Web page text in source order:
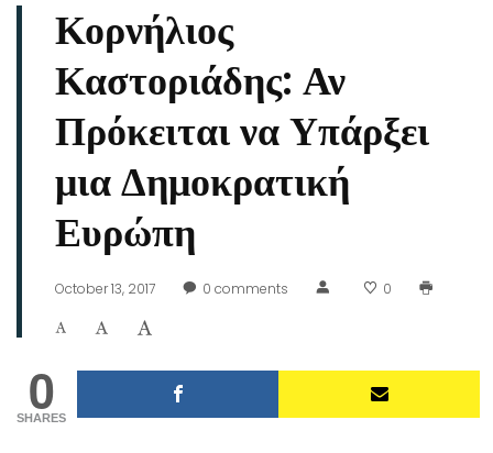
Κορνήλιος
Καστοριάδης: Αν
Πρόκειται να Υπάρξει
μια Δημοκρατική
Ευρώπη
October 13, 2017 0 comments 0
0
SHARES